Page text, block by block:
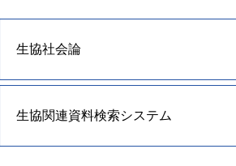
生協社会論
生協関連資料検索システム